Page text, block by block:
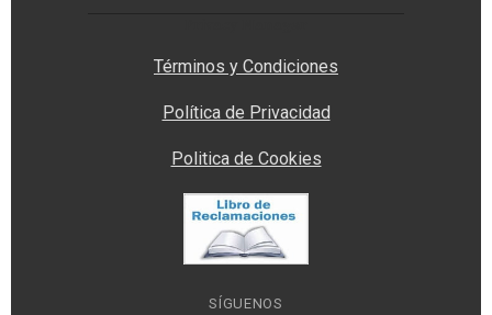
Términos y Condiciones
Política de Privacidad
Politica de Cookies
SÍGUENOS